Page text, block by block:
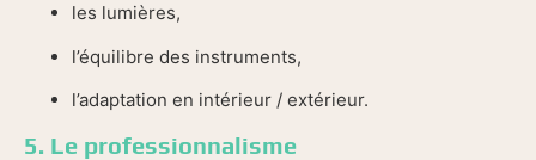
les lumières,
l’équilibre des instruments,
l’adaptation en intérieur / extérieur.
5. Le professionnalisme